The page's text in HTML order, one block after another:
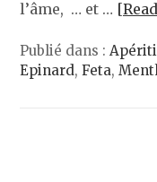
l’âme, … et …
Publié dans :
Epinard,Feta,